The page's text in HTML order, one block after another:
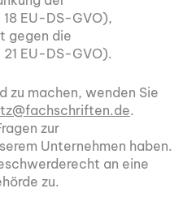
EU-DS-GVO),
gegen die
EU-DS-GVO).
zu machen, wenden Sie
.
zur
Unternehmen haben.
an eine
zu.